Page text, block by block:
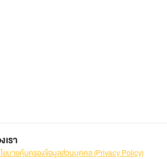
ดยตรง 02 470 8333
เรา
ยบายคุ้มครองข้อมูลส่วนบุคคล (Privacy Policy)